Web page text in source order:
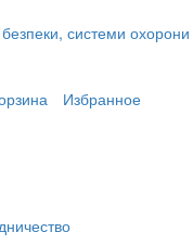
Избранное